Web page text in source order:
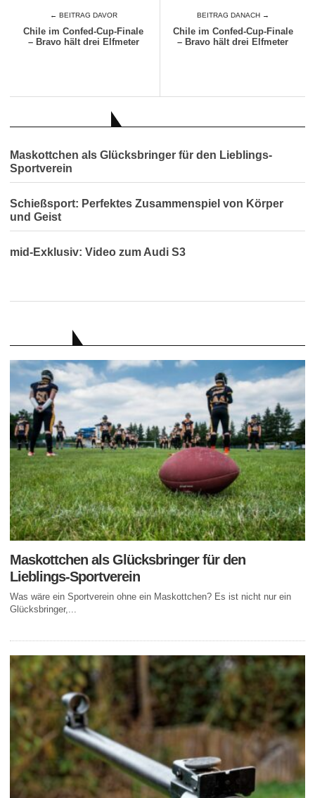
← BEITRAG DAVOR
Chile im Confed-Cup-Finale
– Bravo hält drei Elfmeter
BEITRAG DANACH →
Chile im Confed-Cup-Finale
– Bravo hält drei Elfmeter
Maskottchen als Glücksbringer für den Lieblings-
Sportverein
Schießsport: Perfektes Zusammenspiel von Körper
und Geist
mid-Exklusiv: Video zum Audi S3
Maskottchen als Glücksbringer für den
Lieblings-Sportverein
Was wäre ein Sportverein ohne ein Maskottchen? Es ist nicht nur ein
Glücksbringer,...